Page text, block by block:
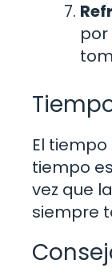
El
tiempo
vez que
siempre